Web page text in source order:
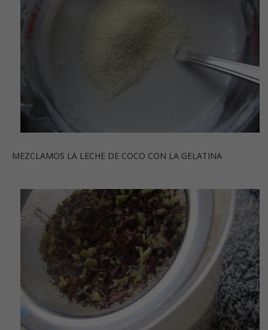
MEZCLAMOS LA LECHE DE COCO CON LA GELATINA